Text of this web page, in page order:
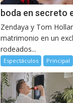
boda en secreto
Zendaya y Tom
matrimonio en un
rodeados...
Espectáculos Principal